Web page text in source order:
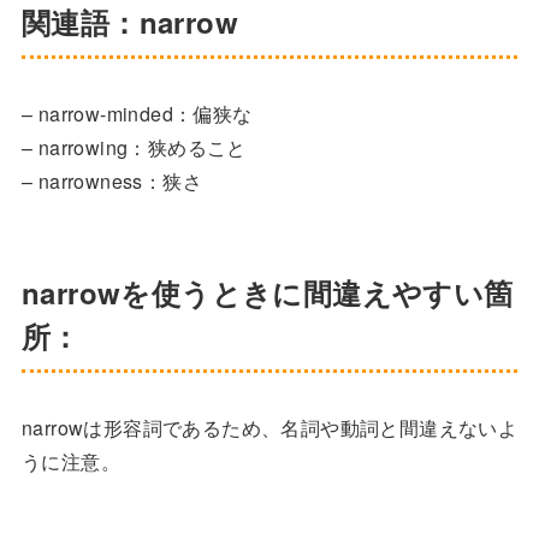
関連語：narrow
– narrow-minded：偏狭な
– narrowing：狭めること
– narrowness：狭さ
narrowを使うときに間違えやすい箇
所：
narrowは形容詞であるため、名詞や動詞と間違えないよ
うに注意。